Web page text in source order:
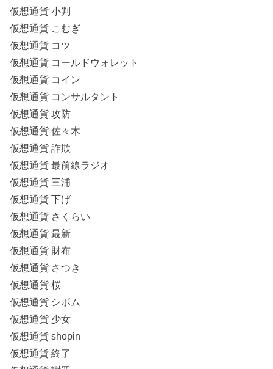
仮想通貨 小判
仮想通貨 こむぎ
仮想通貨 コツ
仮想通貨 コールドウォレット
仮想通貨 コイン
仮想通貨 コンサルタント
仮想通貨 攻防
仮想通貨 佐々木
仮想通貨 詐欺
仮想通貨 最前線ラジオ
仮想通貨 三浦
仮想通貨 下げ
仮想通貨 さくらい
仮想通貨 最新
仮想通貨 財布
仮想通貨 さつき
仮想通貨 桜
仮想通貨 シボム
仮想通貨 少女
仮想通貨 shopin
仮想通貨 終了